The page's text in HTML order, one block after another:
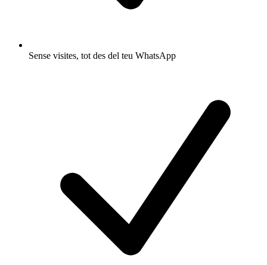
Sense visites, tot des del teu WhatsApp